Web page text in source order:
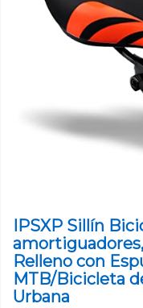
IPSXP Sillín
Relleno con
MTB/Bicicleta
Urbana